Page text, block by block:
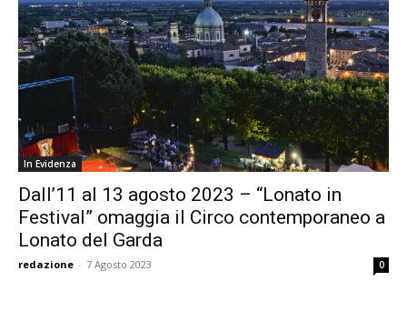
In Evidenza
Dall’11 al 13 agosto 2023 – “Lonato in
Festival” omaggia il Circo contemporaneo a
Lonato del Garda
redazione - 7 Agosto 2023 0